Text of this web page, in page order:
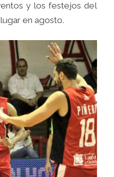
y los festejos del
en agosto.